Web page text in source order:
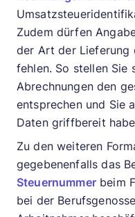
Zudem dürfen
der Art der Lieferung
fehlen. So stellen Sie
Abrechnungen den
entsprechen und Sie
Daten griffbereit
Zu den weiteren
gegebenenfalls das
Steuernummerbeim
bei der